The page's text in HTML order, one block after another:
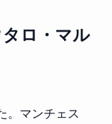
ロ・マル
。マンチェス